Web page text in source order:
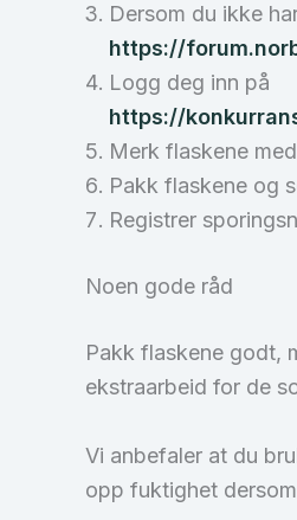
Dersom du ikke
https://
Logg deg inn på
https://
Merk flaskene
Pakk flaskene og
Registrer
Noen gode råd
Pakk flaskene godt,
ekstraarbeid for de
Vi anbefaler at du
opp fuktighet